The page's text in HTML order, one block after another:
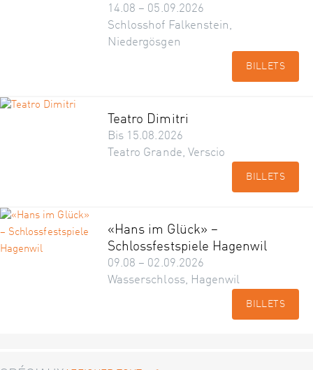
14.08 – 05.09.2026
Schlosshof Falkenstein,
Niedergösgen
BILLETS
Teatro Dimitri
Bis 15.08.2026
Teatro Grande, Verscio
BILLETS
«Hans im Glück» –
Schlossfestspiele Hagenwil
09.08 – 02.09.2026
Wasserschloss, Hagenwil
BILLETS